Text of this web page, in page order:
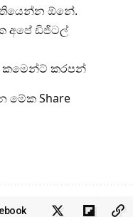
තියෙන්න ඕනේ.
අපේ ඩිජිටල්
කමෙන්ට් කරපන්
මේක Share